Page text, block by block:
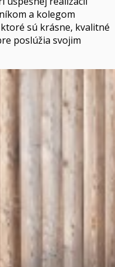
a kolegom
sú krásne, kvalitné
poslúžia svojim